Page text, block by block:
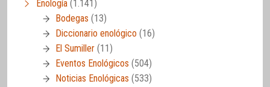
Enología (1.141)
Bodegas (13)
Diccionario enológico (16)
El Sumiller (11)
Eventos Enológicos (504)
Noticias Enológicas (533)